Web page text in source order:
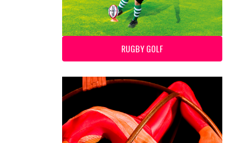
RUGBY GOLF